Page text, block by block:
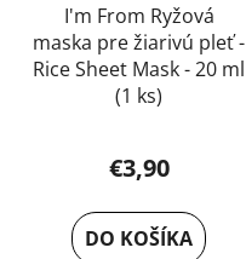
I'm From Ryžová
maska pre žiarivú pleť -
Rice Sheet Mask - 20 ml
(1 ks)
€3,90
DO KOŠÍKA